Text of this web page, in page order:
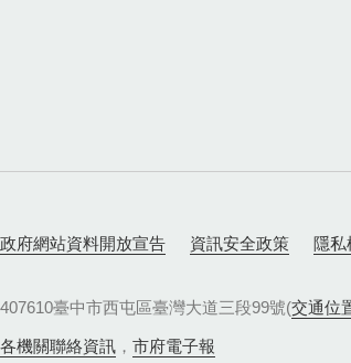
政府網站資料開放宣告 資訊安全政策 隱私
407610臺中市西屯區臺灣大道三段99號(交通位
各機關聯絡資訊 ， 市府電子報